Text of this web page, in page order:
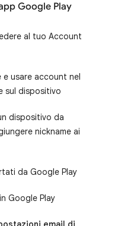
Google Play
al tuo Account
e usare account nel
sul dispositivo
dispositivo da
nickname ai
da Google Play
Google Play